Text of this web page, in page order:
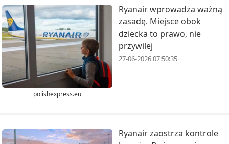
polishexpress.eu
Ryanair wprowadza ważną
zasadę. Miejsce obok
dziecka to prawo, nie
przywilej
27-06-2026 07:50:35
Ryanair zaostrza kontrole